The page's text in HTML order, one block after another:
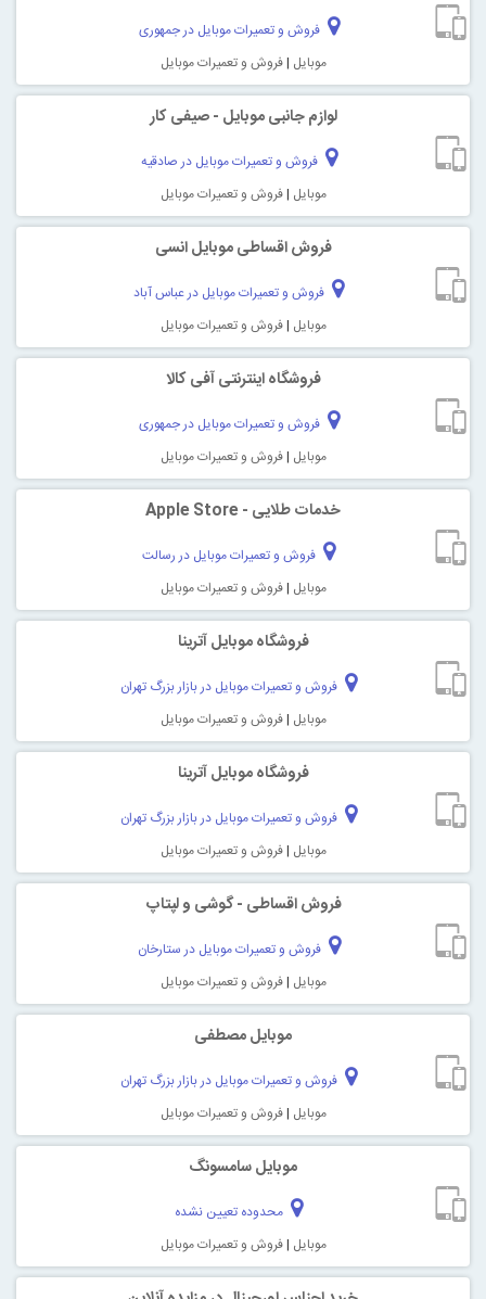
فروش و تعمیرات موبایل در جمهوری
موبایل |فروش و تعمیرات موبایل
لوازم جانبی موبایل - صیفی کار
فروش و تعمیرات موبایل در صادقیه
موبایل |فروش و تعمیرات موبایل
فروش اقساطی موبایل انسی
فروش و تعمیرات موبایل در عباس آباد
موبایل |فروش و تعمیرات موبایل
فروشگاه اینترنتی آفی کالا
فروش و تعمیرات موبایل در جمهوری
موبایل |فروش و تعمیرات موبایل
خدمات طلایی - Apple Store
فروش و تعمیرات موبایل در رسالت
موبایل |فروش و تعمیرات موبایل
فروشگاه موبایل آترینا
فروش و تعمیرات موبایل در بازار بزرگ تهران
موبایل |فروش و تعمیرات موبایل
فروشگاه موبایل آترینا
فروش و تعمیرات موبایل در بازار بزرگ تهران
موبایل |فروش و تعمیرات موبایل
فروش اقساطی - گوشی و لپتاپ
فروش و تعمیرات موبایل در ستارخان
موبایل |فروش و تعمیرات موبایل
موبایل مصطفی
فروش و تعمیرات موبایل در بازار بزرگ تهران
موبایل |فروش و تعمیرات موبایل
موبایل سامسونگ
محدوده تعیین نشده
موبایل |فروش و تعمیرات موبایل